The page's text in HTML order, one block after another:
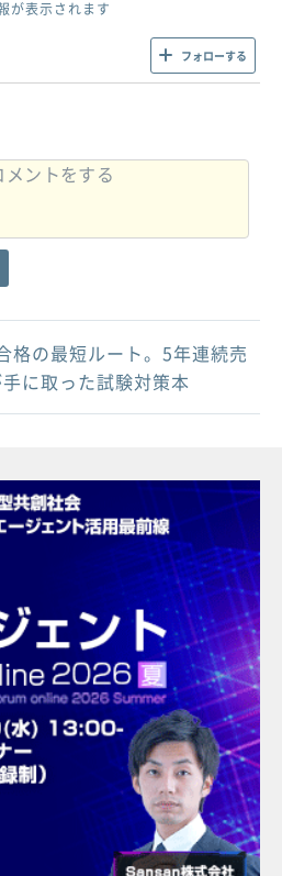
が表示されます
フォローする
格の最短ルート。5年連続売
に取った試験対策本